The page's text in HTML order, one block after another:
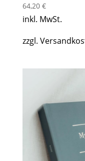
64,20 €
inkl. MwSt.
zzgl.